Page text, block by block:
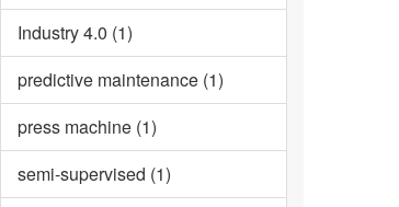
Industry 4.0 (1)
predictive maintenance (1)
press machine (1)
semi-supervised (1)